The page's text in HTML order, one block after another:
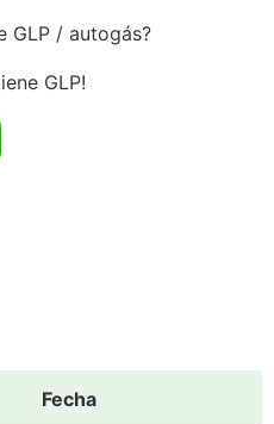
GLP / autogás?
GLP!
Fecha